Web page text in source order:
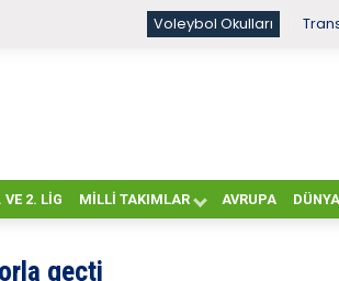
Voleybol Okulları
VE 2. LIG MILLI TAKIMLAR AVRUPA
geçti